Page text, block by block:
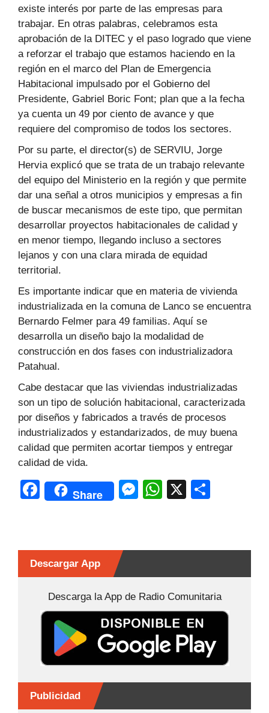
existe interés por parte de las empresas para
trabajar. En otras palabras, celebramos esta
aprobación de la DITEC y el paso logrado que viene
a reforzar el trabajo que estamos haciendo en la
región en el marco del Plan de Emergencia
Habitacional impulsado por el Gobierno del
Presidente, Gabriel Boric Font; plan que a la fecha
ya cuenta un 49 por ciento de avance y que
requiere del compromiso de todos los sectores.
Por su parte, el director(s) de SERVIU, Jorge
Hervia explicó que se trata de un trabajo relevante
del equipo del Ministerio en la región y que permite
dar una señal a otros municipios y empresas a fin
de buscar mecanismos de este tipo, que permitan
desarrollar proyectos habitacionales de calidad y
en menor tiempo, llegando incluso a sectores
lejanos y con una clara mirada de equidad
territorial.
Es importante indicar que en materia de vivienda
industrializada en la comuna de Lanco se encuentra
Bernardo Felmer para 49 familias. Aquí se
desarrolla un diseño bajo la modalidad de
construcción en dos fases con industrializadora
Patahual.
Cabe destacar que las viviendas industrializadas
son un tipo de solución habitacional, caracterizada
por diseños y fabricados a través de procesos
industrializados y estandarizados, de muy buena
calidad que permiten acortar tiempos y entregar
calidad de vida.
F
a
e
b
o
k
Share
M
s
g
er
W
s
p
X
p
Descargar App
Descarga la App de Radio Comunitaria
Publicidad